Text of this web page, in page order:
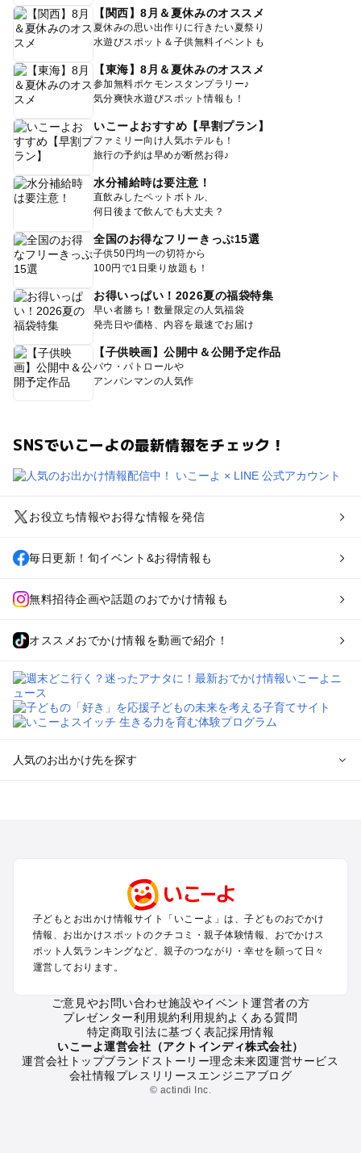
【関西】8月＆夏休みのオススメ
夏休みの思い出作りに行きたい夏祭り
水遊びスポット＆子供無料イベントも
【東海】8月＆夏休みのオススメ
参加無料ポケモンスタンプラリー♪
気分爽快水遊びスポット情報も！
いこーよおすすめ【早割プラン】
ファミリー向け人気ホテルも！
旅行の予約は早めが断然お得♪
水分補給時は要注意！
直飲みしたペットボトル、
何日後まで飲んでも大丈夫？
全国のお得なフリーきっぷ15選
子供50円均一の切符から
100円で1日乗り放題も！
お得いっぱい！2026夏の福袋特集
早い者勝ち！数量限定の人気福袋
発売日や価格、内容を最速でお届け
【子供映画】公開中＆公開予定作品
パウ・パトロールや
アンパンマンの人気作
SNSでいこーよの最新情報をチェック！
お役立ち情報やお得な情報を発信
毎日更新！旬イベント&お得情報も
無料招待企画や話題のおでかけ情報も
オススメおでかけ情報を動画で紹介！
人気のお出かけ先を探す
関西のプールおでかけ
中国･四国のプールおでかけ
九州･沖縄のプールおでかけ
定番お出かけスポット
牧場
子どもとお出かけ情報サイト「いこーよ」は、子どものおでかけ
情報、お出かけスポットのクチコミ・親子体験情報、おでかけス
ポット人気ランキングなど、親子のつながり・幸せを願って日々
運営しております。
ご意見やお問い合わせ施設やイベント運営者の方
プレゼンター利用規約利用規約よくある質問
特定商取引法に基づく表記採用情報
いこーよ運営会社（アクトインディ株式会社）
運営会社トップブランドストーリー理念未来図運営サービス
会社情報プレスリリース エンジニアブログ
© actindi Inc.